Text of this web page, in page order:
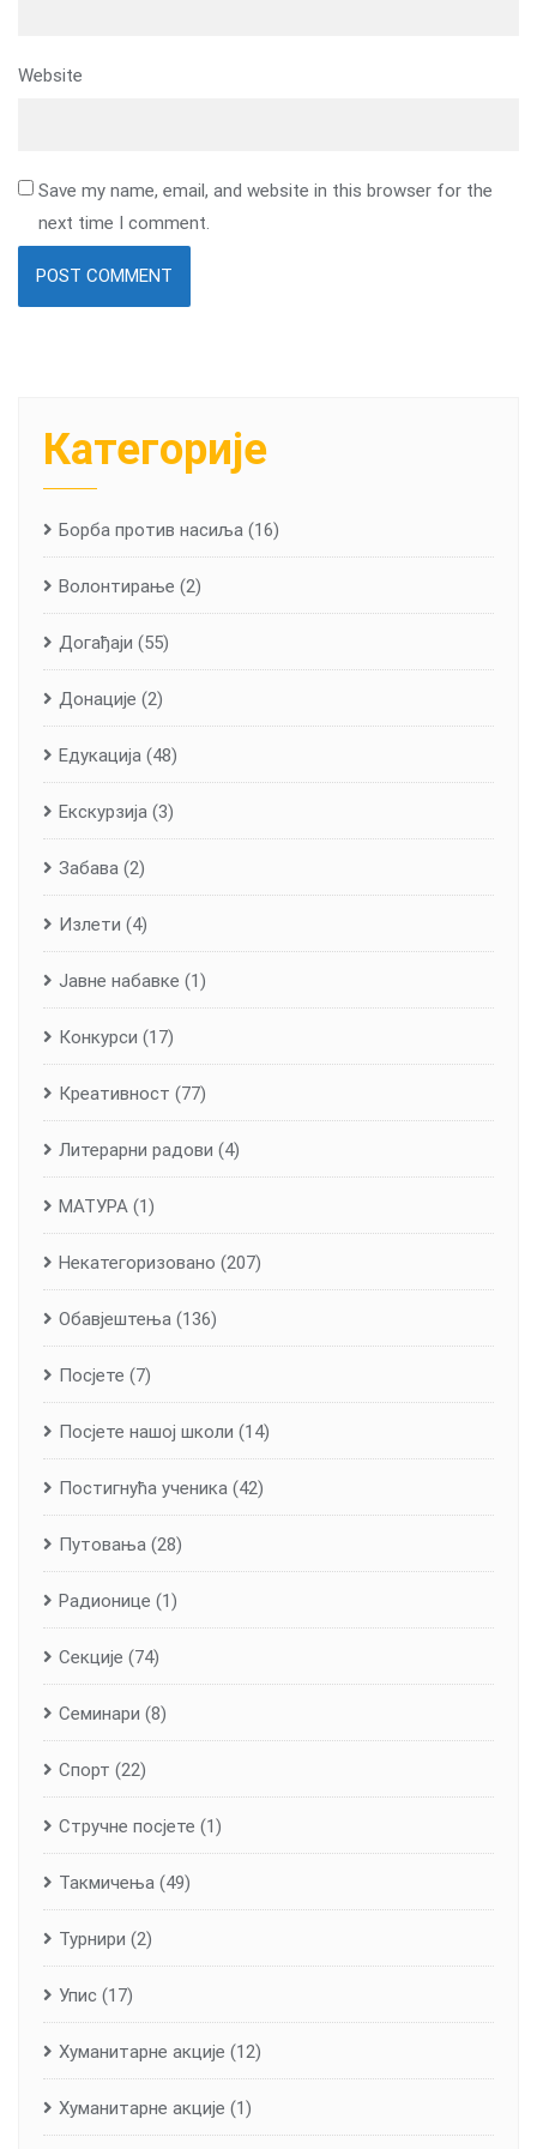
Website
Save my name, email, and website in this browser for the
next time I comment.
Категорије
Борба против насиља (16)
Волонтирање (2)
Догађаји (55)
Донације (2)
Едукација (48)
Екскурзија (3)
Забава (2)
Излети (4)
Јавне набавке (1)
Конкурси (17)
Креативност (77)
Литерарни радови (4)
МАТУРА (1)
Некатегоризовано (207)
Обавјештења (136)
Посјете (7)
Посјете нашој школи (14)
Постигнућа ученика (42)
Путовања (28)
Радионице (1)
Секције (74)
Семинари (8)
Спорт (22)
Стручне посјете (1)
Такмичења (49)
Турнири (2)
Упис (17)
Хуманитарне aкције (12)
Хуманитарне акције (1)